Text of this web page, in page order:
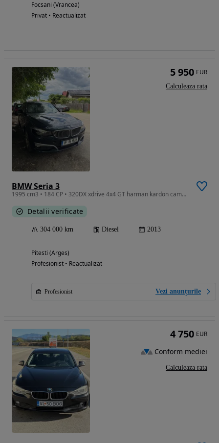
Focsani (Vrancea)
Privat • Reactualizat
BMW Seria 3
1995 cm3 • 184 CP • 320DX xdrive 4x4 GT harman kardon camere 360 avariat ușor dreapta
Detalii verificate
304 000 km Diesel 2013
Pitesti (Arges)
Profesionist • Reactualizat
Profesionist Vezi anunțurile
5 950 EUR
Calculeaza rata
4 750 EUR
Conform mediei
Calculeaza rata